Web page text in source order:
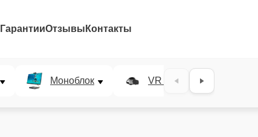
ГарантииОтзывы Контакты
Моноблок VR система